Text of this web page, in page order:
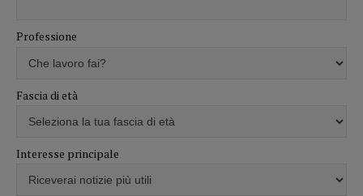
Professione
Fascia di età
Interesse principale